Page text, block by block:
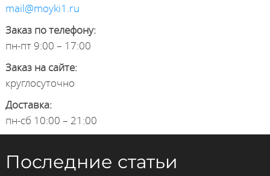
mail@moyki1.ru
Заказ по телефону:
пн-пт 9:00 – 17:00
Заказ на сайте:
круглосуточно
Доставка:
пн-сб 10:00 – 21:00
Последние статьи